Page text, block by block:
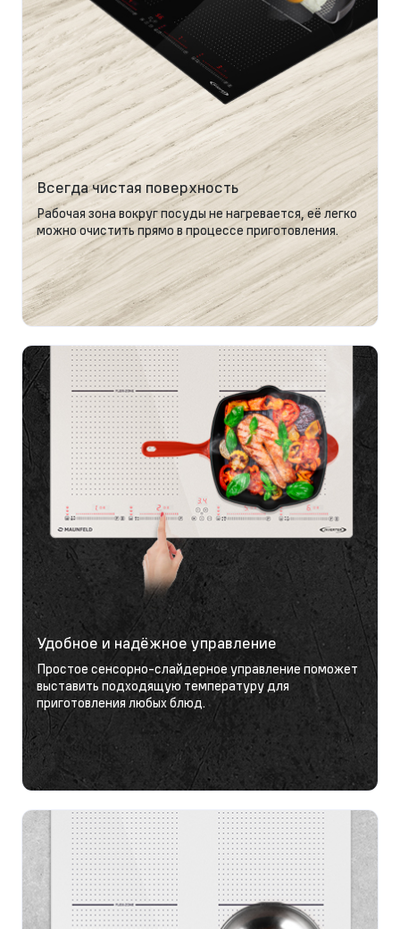
Всегда чистая поверхность
Рабочая зона вокруг посуды не нагревается, её легко
можно очистить прямо в процессе приготовления.
Удобное и надёжное управление
Простое сенсорно-слайдерное управление поможет
выставить подходящую температуру для
приготовления любых блюд.